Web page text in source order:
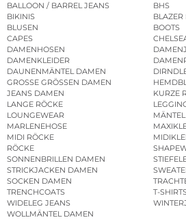
BALLOON / BARREL JEANS
BHS
BIKINIS
BLUSEN
BOOTS
CAPES
DAMENHOSEN
DAMENKLEIDER
DAUNENMÄNTEL DAMEN
GROSSE GRÖSSEN DAMEN
JEANS DAMEN
KURZE
LANGE RÖCKE
LOUNGEWEAR
MARLENEHOSE
MIDI RÖCKE
RÖCKE
SONNENBRILLEN DAMEN
STRICKJACKEN DAMEN
SOCKEN DAMEN
TRENCHCOATS
T-
WIDELEG JEANS
WOLLMÄNTEL DAMEN